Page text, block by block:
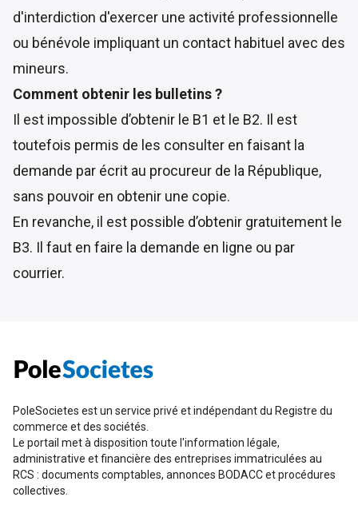
d'interdiction d'exercer une activité professionnelle
ou bénévole impliquant un contact habituel avec des
mineurs.
Comment obtenir les bulletins ?
Il est impossible d’obtenir le B1 et le B2. Il est
toutefois permis de les consulter en faisant la
demande par écrit au procureur de la République,
sans pouvoir en obtenir une copie.
En revanche, il est possible d’obtenir gratuitement le
B3. Il faut en faire la demande en ligne ou par
courrier.
PoleSocietes est un service privé et indépendant du Registre du
commerce et des sociétés.
Le portail met à disposition toute l'information légale,
administrative et financière des entreprises immatriculées au
RCS : documents comptables, annonces BODACC et procédures
collectives.